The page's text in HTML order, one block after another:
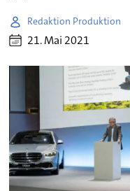
Redaktion Produktion
21. Mai 2021